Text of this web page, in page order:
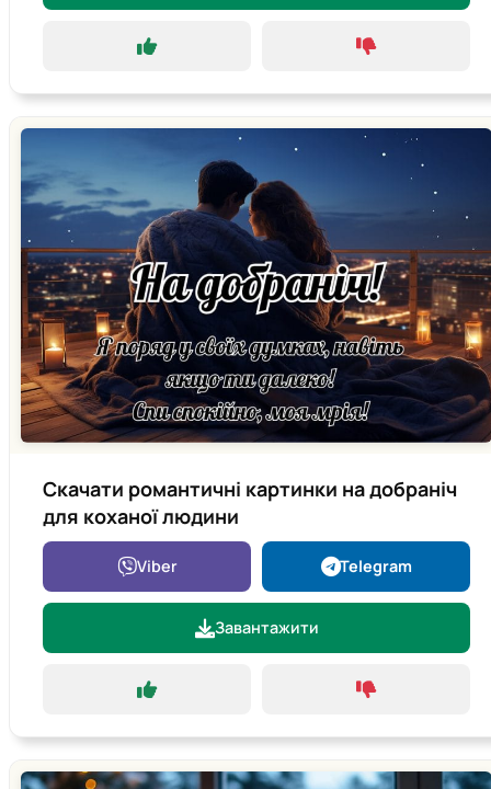
Скачати романтичні картинки на добраніч
для коханої людини
Viber Telegram
Завантажити